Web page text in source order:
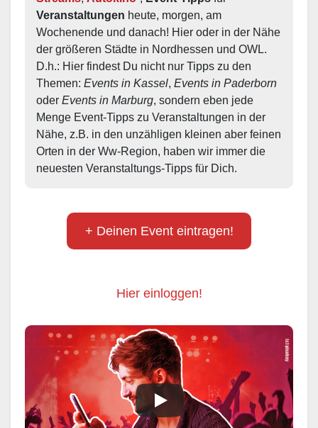
Veranstaltungen heute, morgen, am
Wochenende und danach! Hier oder in der Nähe
der größeren Städte in Nordhessen und OWL.
D.h.: Hier findest Du nicht nur Tipps zu den
Themen: Events in Kassel, Events in Paderborn
oder Events in Marburg, sondern eben jede
Menge Event-Tipps zu Veranstaltungen in der
Nähe, z.B. in den unzähligen kleinen aber feinen
Orten in der Ww-Region, haben wir immer die
neuesten Veranstaltungs-Tipps für Dich.
+ Deinen Event eintragen!
Hier einloggen!